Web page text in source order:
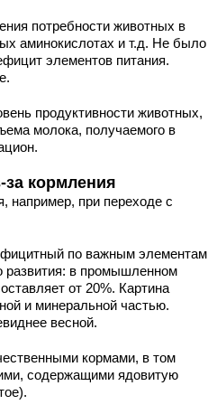
потребности животных в
аминокислотах и т.д. Не было
элементов питания.
продуктивности животных,
молока, получаемого в
кормления
например, при переходе с
по важным элементам
развития: в промышленном
от 20%. Картина
и минеральной частью.
весной.
кормами, в том
содержащими ядовитую